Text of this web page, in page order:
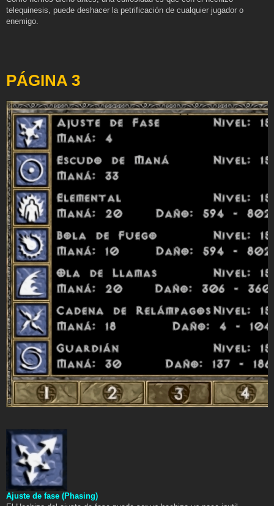
telequinesis, puede deshacer la petrificación de cualquier jugador o
enemigo.
PÁGINA 3
Ajuste de fase (Phasing)